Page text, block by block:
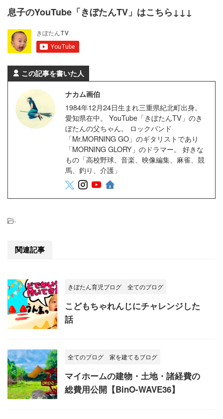
息子のYouTube「きぼたんTV」はこちら↓↓↓
この記事を書いた人
ナカム画伯
1984年12月24日生まれ三重県紀北町出身。
愛知県在中。 YouTube「きぼたんTV」のき
ぼたんの父ちゃん。 ロックバンド
「Mr.MORNING GO」のギタリストであり
「MORNING GLORY」のドラマー。 好きな
もの「高校野球、音楽、映像編集、麻雀、競
馬、釣り、介護」
-
関連記事
きぼたん育児ブログ 全てのブログ
こどもちゃれんじにチャレンジした
話
全てのブログ 家を建てるブログ
マイホームの建物・土地・諸経費の
総費用公開【BinO-WAVE36】